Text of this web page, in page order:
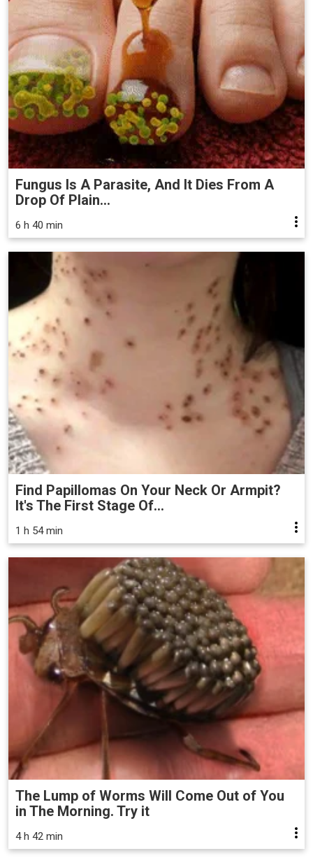
Fungus Is A Parasite, And It Dies From A
Drop Of Plain...
6 h 40 min
Find Papillomas On Your Neck Or Armpit?
It's The First Stage Of...
1 h 54 min
The Lump of Worms Will Come Out of You
in The Morning. Try it
4 h 42 min